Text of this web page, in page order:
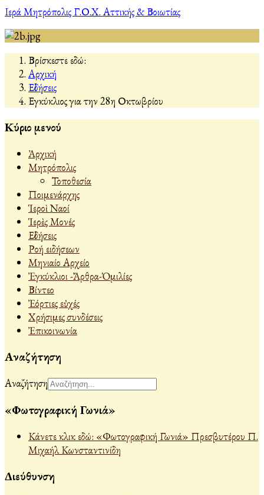
Ιερά Μητρόπολις Γ.Ο.Χ. Αττικής & Βοιωτίας
Βρίσκεστε εδώ:
Αρχική
Εἰδήσεις
Εγκύκλιος για την 28η Οκτωβρίου
Κύριο μενού
Ἀρχική
Μητρόπολις
Τοποθεσία
Ποιμενάρχης
Ἱεροὶ Ναοί
Ἱερὲς Μονές
Εἰδήσεις
Ροή ειδήσεων
Μηνιαίο Αρχείο
Ἐγκύκλιοι -Ἄρθρα-Ὁμιλίες
Βίντεο
Ἐόρτιες εὐχές
Χρήσιμες συνδέσεις
Ἐπικοινωνία
Αναζήτηση
Αναζήτηση
«Φωτογραφική Γωνιά»
Κάνετε κλικ εδώ: «Φωτογραφική Γωνιά» Πρεσβυτέρου Π.
Μιχαήλ Κωνσταντινίδη
Διεύθυνση